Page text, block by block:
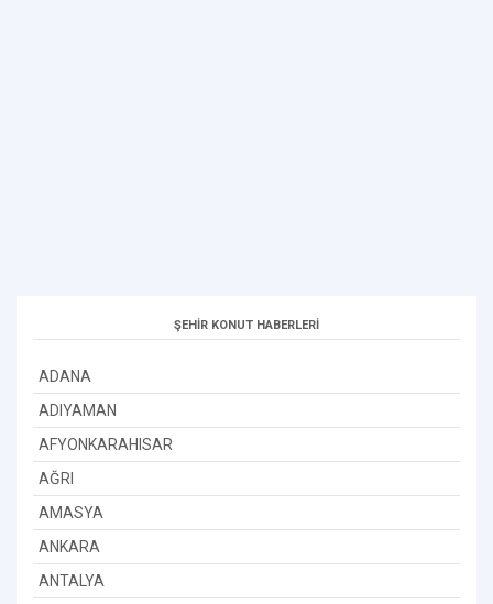
ŞEHİR KONUT HABERLERİ
ADANA
ADIYAMAN
AFYONKARAHISAR
AĞRI
AMASYA
ANKARA
ANTALYA